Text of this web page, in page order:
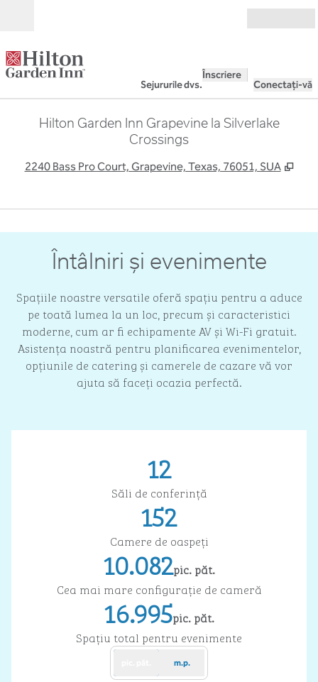
Sejururile dvs.
Înscriere
Conectați-vă
Hilton Garden Inn Grapevine la Silverlake
Crossings
2240 Bass Pro Court, Grapevine, Texas, 76051, SUA ,
1/4
Întâlniri și evenimente
Spațiile noastre versatile oferă spațiu pentru a aduce
pe toată lumea la un loc, precum și caracteristici
moderne, cum ar fi echipamente AV și Wi-Fi gratuit.
Asistența noastră pentru planificarea evenimentelor,
opțiunile de catering și camerele de cazare vă vor
ajuta să faceți ocazia perfectă.
12
Săli de conferință
152
Camere de oaspeţi
10.082pic. păt.
Picioare pătrate
Cea mai mare configurație de cameră
16.995pic. păt.
Picioare pătrate
Spațiu total pentru evenimente
m.p.